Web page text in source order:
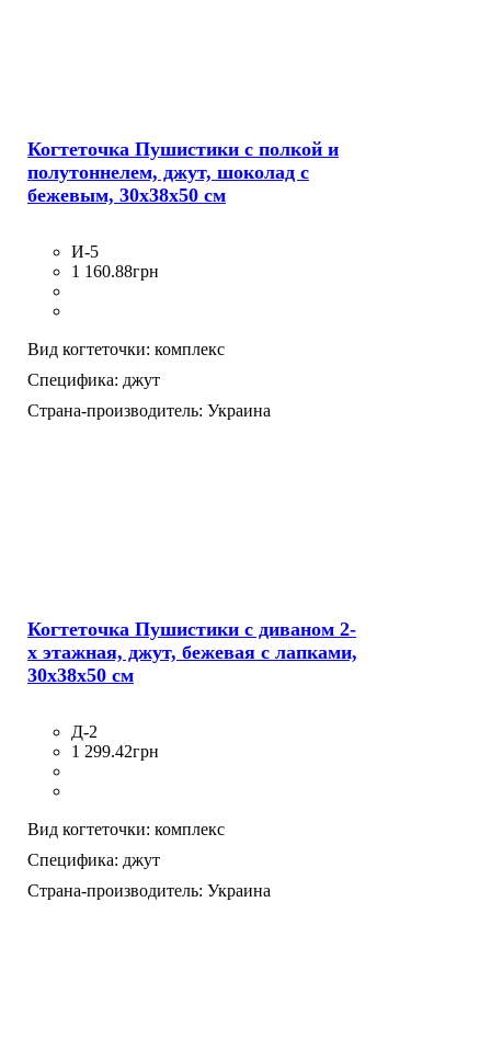
Когтеточка Пушистики с полкой и
полутоннелем, джут, шоколад с
бежевым, 30х38х50 см
И-5
1 160.88грн
Вид когтеточки: комплекс
Специфика: джут
Страна-производитель: Украина
Когтеточка Пушистики с диваном 2-
х этажная, джут, бежевая с лапками,
30х38х50 см
Д-2
1 299.42грн
Вид когтеточки: комплекс
Специфика: джут
Страна-производитель: Украина